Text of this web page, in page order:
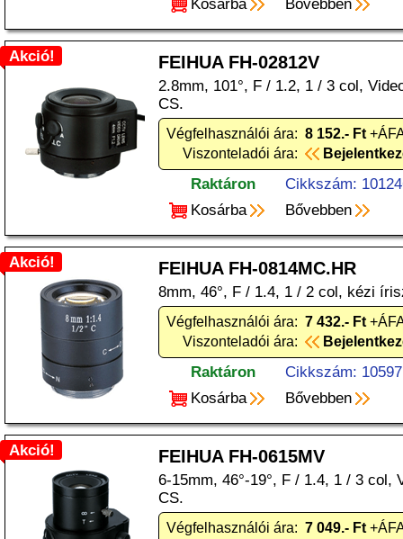
Kosárba Bővebben
Akció! FEIHUA FH-02812V
2.8mm, 101°, F / 1.2, 1 / 3 col,
CS.
Végfelhasználói ára: 8 152.- Ft
Viszonteladói ára:
Raktáron
Cikkszám:
Kosárba
Bővebben
Akció! FEIHUA FH-0814MC.HR
8mm, 46°, F / 1.4, 1 / 2 col, kézi
Végfelhasználói ára: 7 432.- Ft
Viszonteladói ára:
Raktáron
Cikkszám:
Kosárba
Bővebben
Akció! FEIHUA FH-0615MV
6-15mm, 46°-19°, F / 1.4, 1 / 3 col,
CS.
Végfelhasználói ára: 7 049.- Ft